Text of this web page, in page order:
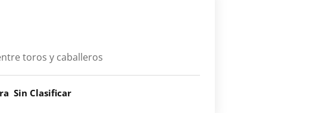
toros y caballeros
Sin Clasificar